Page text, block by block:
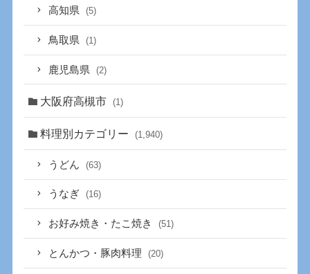
高知県 (5)
鳥取県 (1)
鹿児島県 (2)
大阪府高槻市 (1)
料理別カテゴリー (1,940)
うどん (63)
うなぎ (16)
お好み焼き・たこ焼き (51)
とんかつ・豚肉料理 (20)